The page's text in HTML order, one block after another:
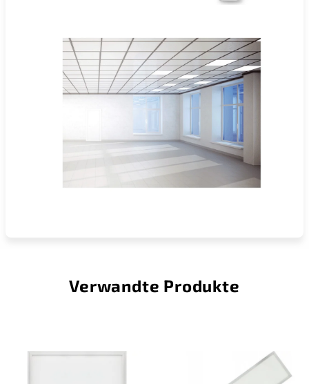
Verwandte Produkte